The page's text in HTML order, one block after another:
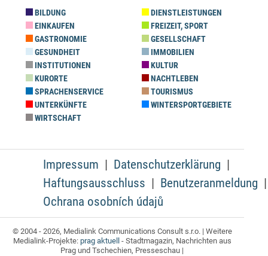
BILDUNG
DIENSTLEISTUNGEN
EINKAUFEN
FREIZEIT, SPORT
GASTRONOMIE
GESELLSCHAFT
GESUNDHEIT
IMMOBILIEN
INSTITUTIONEN
KULTUR
KURORTE
NACHTLEBEN
SPRACHENSERVICE
TOURISMUS
UNTERKÜNFTE
WINTERSPORTGEBIETE
WIRTSCHAFT
Impressum
Datenschutzerklärung
Haftungsausschluss
Benutzeranmeldung
Ochrana osobních údajů
© 2004 - 2026, Medialink Communications Consult s.r.o. | Weitere
Medialink-Projekte: prag aktuell - Stadtmagazin, Nachrichten aus
Prag und Tschechien, Presseschau |